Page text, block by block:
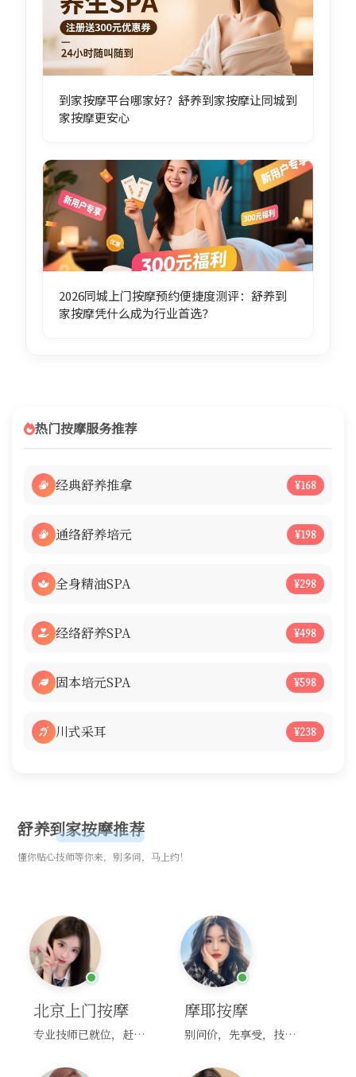
到家按摩平台哪家好？舒养到家按摩让同城到
家按摩更安心
2026同城上门按摩预约便捷度测评：舒养到
家按摩凭什么成为行业首选？
热门按摩服务推荐
经典舒养推拿 ¥168
通络舒养培元 ¥198
全身精油SPA ¥298
经络舒养SPA ¥498
固本培元SPA ¥598
川式采耳 ¥238
舒养到家按摩推荐
懂你贴心技师等你来，别多问，马上约！
北京上门按摩
专业技师已就位，赶紧下单！
摩耶按摩
别问价，先享受，技师马上到！